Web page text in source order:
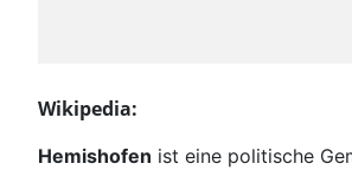
Wikipedia:
Hemishofen ist eine politische